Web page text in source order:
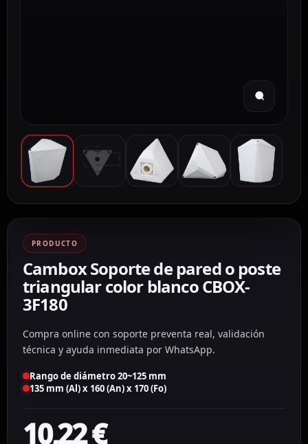
PRODUCTO
Cambox Soporte de pared o poste
triangular color blanco CBOX-
3F180
Compra online con soporte preventa real, validación
técnica y ayuda inmediata por WhatsApp.
Rango de diámetro 20~125 mm
135 mm (Al) x 160 (An) x 170 (Fo)
10,22€